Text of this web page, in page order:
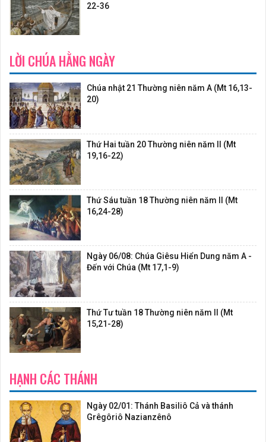
22-36
LỜI CHÚA HẰNG NGÀY
Chúa nhật 21 Thường niên năm A (Mt 16,13-
20)
Thứ Hai tuần 20 Thường niên năm II (Mt
19,16-22)
Thứ Sáu tuần 18 Thường niên năm II (Mt
16,24-28)
Ngày 06/08: Chúa Giêsu Hiển Dung năm A -
Đến với Chúa (Mt 17,1-9)
Thứ Tư tuần 18 Thường niên năm II (Mt
15,21-28)
HẠNH CÁC THÁNH
Ngày 02/01: Thánh Basiliô Cả và thánh
Grêgôriô Nazianzênô